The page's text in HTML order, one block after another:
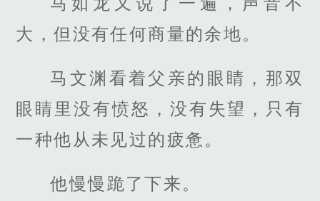
大，但没有任何商量的余地。
马文渊看着父亲的眼睛，那双
眼睛里没有愤怒，没有失望，只有
一种他从未见过的疲惫。
他慢慢跪了下来。